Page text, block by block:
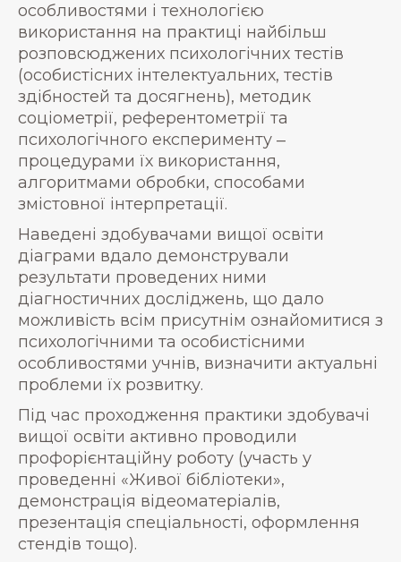
особливостями і технологією
використання на практиці найбільш
розповсюджених психологічних тестів
(особистісних інтелектуальних, тестів
здібностей та досягнень), методик
соціометрії, референтометрії та
психологічного експерименту ‒
процедурами їх використання,
алгоритмами обробки, способами
змістовної інтерпретації.
Наведені здобувачами вищої освіти
діаграми вдало демонстрували
результати проведених ними
діагностичних досліджень, що дало
можливість всім присутнім ознайомитися з
психологічними та особистісними
особливостями учнів, визначити актуальні
проблеми їх розвитку.
Під час проходження практики здобувачі
вищої освіти активно проводили
профорієнтаційну роботу (участь у
проведенні «Живої бібліотеки»,
демонстрація відеоматеріалів,
презентація спеціальності, оформлення
стендів тощо).